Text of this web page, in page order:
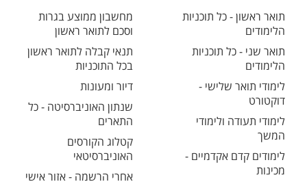
תואר ראשון - כל תוכניות
הלימודים
תואר שני - כל תוכניות
הלימודים
לימודי תואר שלישי -
דוקטורט
לימודי תעודה ולימודי
המשך
לימודים קדם אקדמיים -
מכינות
מחשבון ממוצע בגרות
וסכם לתואר ראשון
תנאי קבלה לתואר ראשון
בכל התוכניות
דיור ומעונות
שנתון האוניברסיטה - כל
התארים
קטלוג הקורסים
האוניברסיטאי
אחרי הרשמה - אזור אישי